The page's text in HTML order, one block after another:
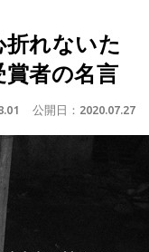
折れないた
者の名言
公開日： 2020.07.27